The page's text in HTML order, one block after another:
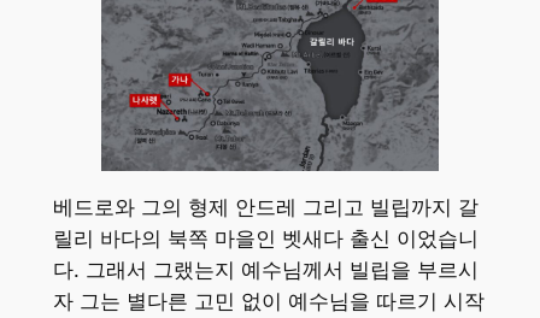
베드로와 그의 형제 안드레 그리고 빌립까지 갈
릴리 바다의 북쪽 마을인 벳새다 출신 이었습니
다. 그래서 그랬는지 예수님께서 빌립을 부르시
자 그는 별다른 고민 없이 예수님을 따르기 시작